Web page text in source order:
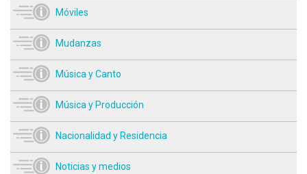
Móviles
Mudanzas
Música y Canto
Música y Producción
Nacionalidad y Residencia
Noticias y medios